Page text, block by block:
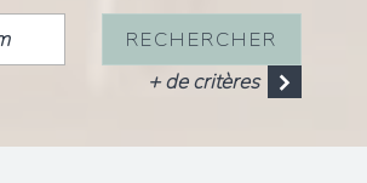
RECHERCHER
+ de critères